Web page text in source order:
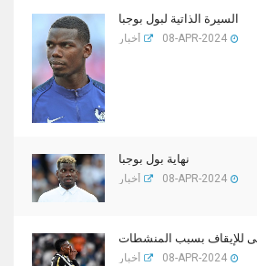
السيرة الذاتية لبول بوجبا
أخبار 08-APR-2024
نهاية بول بوجبا
أخبار 08-APR-2024
للإيقاف بسبب المنشطات
أخبار 08-APR-2024